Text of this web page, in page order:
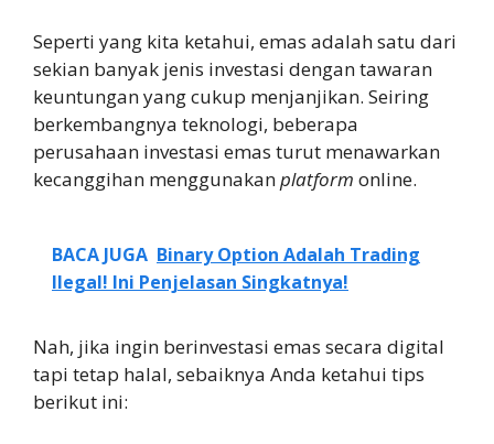
Seperti yang kita ketahui, emas adalah satu dari
sekian banyak jenis investasi dengan tawaran
keuntungan yang cukup menjanjikan. Seiring
berkembangnya teknologi, beberapa
perusahaan investasi emas turut menawarkan
kecanggihan menggunakanplatform online.
BACA JUGA Binary Option Adalah Trading
Ilegal! Ini Penjelasan Singkatnya!
Nah, jika ingin berinvestasi emas secara digital
tapi tetap halal, sebaiknya Anda ketahui tips
berikut ini: